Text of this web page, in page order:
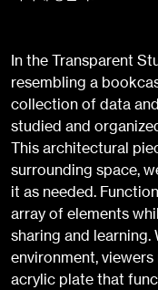
In the Transparent
resembling a
collection of data
studied and
This architectural
surrounding space,
it as needed.
array of elements
sharing and
environment,
acrylic plate that